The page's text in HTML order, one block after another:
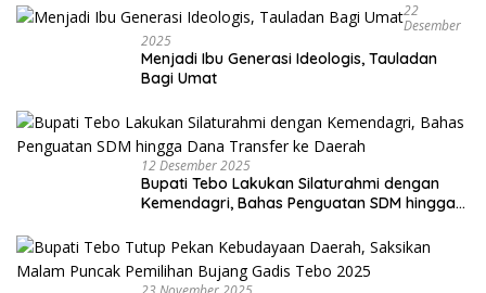
22
Desember
2025
Menjadi Ibu Generasi Ideologis, Tauladan
Bagi Umat
12 Desember 2025
Bupati Tebo Lakukan Silaturahmi dengan
Kemendagri, Bahas Penguatan SDM hingga